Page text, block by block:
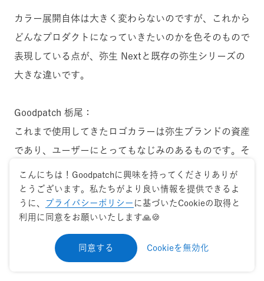
カラー展開自体は大きく変わらないのですが、これから
どんなプロダクトになっていきたいのかを色そのもので
表現している点が、弥生 Nextと既存の弥生シリーズの
大きな違いです。
Goodpatch 栃尾：
これまで使用してきたロゴカラーは弥生ブランドの資産
であり、ユーザーにとってもなじみのあるものです。そ
こで弥生 Nextでは従来のカラーパレットはそのまま
に、それぞれの色が持つ意味を改めて定義し直しまし
た。「青は知的・信頼」「赤は情熱・積極的」「緑は安
ーに届けたい価値を、ロゴカラーの意味として再設計し
こんにちは！Goodpatchに興味を持ってくださりありが
とうございます。私たちがより良い情報を提供できるよ
うに、
プライバシーポリシー に基づいたCookieの取得と
利用に同意をお願いいたします🙏🍪
同意する Cookieを無効化